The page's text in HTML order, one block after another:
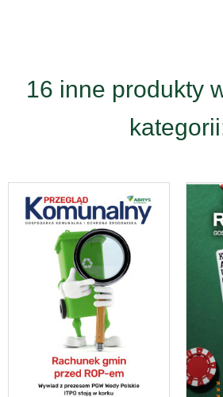
16 inne produkty